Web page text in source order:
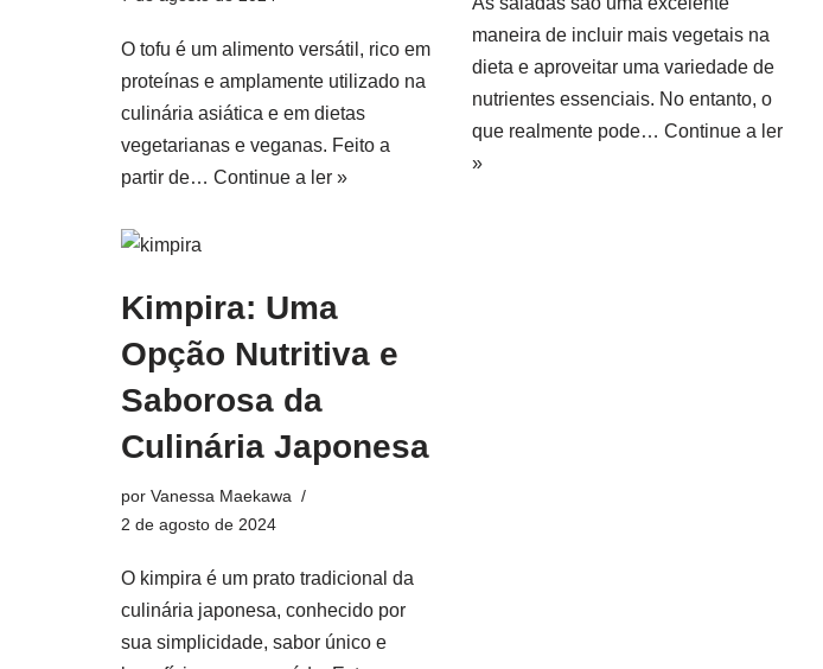
O tofu é um alimento versátil, rico em
proteínas e amplamente utilizado na
culinária asiática e em dietas
vegetarianas e veganas. Feito a
partir de… Continue a ler »
maneira de incluir mais vegetais na
dieta e aproveitar uma variedade de
nutrientes essenciais. No entanto, o
que realmente pode…Continue a ler
»
Kimpira: Uma
Opção Nutritiva e
Saborosa da
Culinária Japonesa
por Vanessa Maekawa
2 de agosto de 2024
O kimpira é um prato tradicional da
culinária japonesa, conhecido por
sua simplicidade, sabor único e